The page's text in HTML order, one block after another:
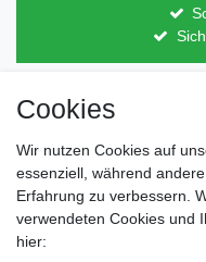
Direkt vom Hersteller
Lagerware
Cookies
Wir nutzen Cookies auf
essenziell, während
Erfahrung zu verbessern.
verwendeten Cookies und
hier: